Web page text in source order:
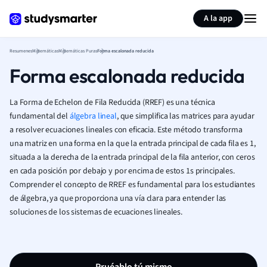
A la app
ResumenesMatemáticasMatemáticas PurasForma escalonada reducida
Forma escalonada reducida
La Forma de Echelon de Fila Reducida (RREF) es una técnica
fundamental del álgebra lineal, que simplifica las matrices para ayudar
a resolver ecuaciones lineales con eficacia. Este método transforma
una matriz en una forma en la que la entrada principal de cada fila es 1,
situada a la derecha de la entrada principal de la fila anterior, con ceros
en cada posición por debajo y por encima de estos 1s principales.
Comprender el concepto de RREF es fundamental para los estudiantes
de álgebra, ya que proporciona una vía clara para entender las
soluciones de los sistemas de ecuaciones lineales.
Resumir página